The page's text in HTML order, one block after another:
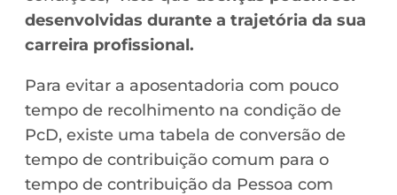
desenvolvidas durante a trajetória da sua
carreira profissional.
Para evitar a aposentadoria com pouco
tempo de recolhimento na condição de
PcD, existe uma tabela de conversão de
tempo de contribuição comum para o
tempo de contribuição da Pessoa com